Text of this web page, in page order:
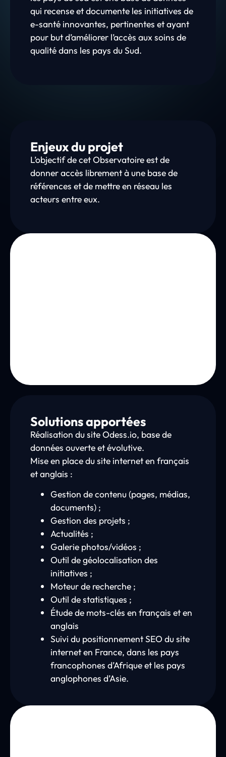
qui recense et documente les initiatives de
e-santé innovantes, pertinentes et ayant
pour but d’améliorer l’accès aux soins de
qualité dans les pays du Sud.
Enjeux du projet
L’objectif de cet Observatoire est de
donner accès librement à une base de
références et de mettre en réseau les
acteurs entre eux.
Solutions apportées
Réalisation du site Odess.io, base de
données ouverte et évolutive.
Mise en place du site internet en français
et anglais :
Gestion de contenu (pages, médias,
documents) ;
Gestion des projets ;
Actualités ;
Galerie photos/vidéos ;
Outil de géolocalisation des
initiatives ;
Moteur de recherche ;
Outil de statistiques ;
Étude de mots-clés en français et en
anglais
Suivi du positionnement SEO du site
internet en France, dans les pays
francophones d’Afrique et les pays
anglophones d’Asie.